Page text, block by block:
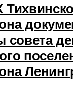
совета